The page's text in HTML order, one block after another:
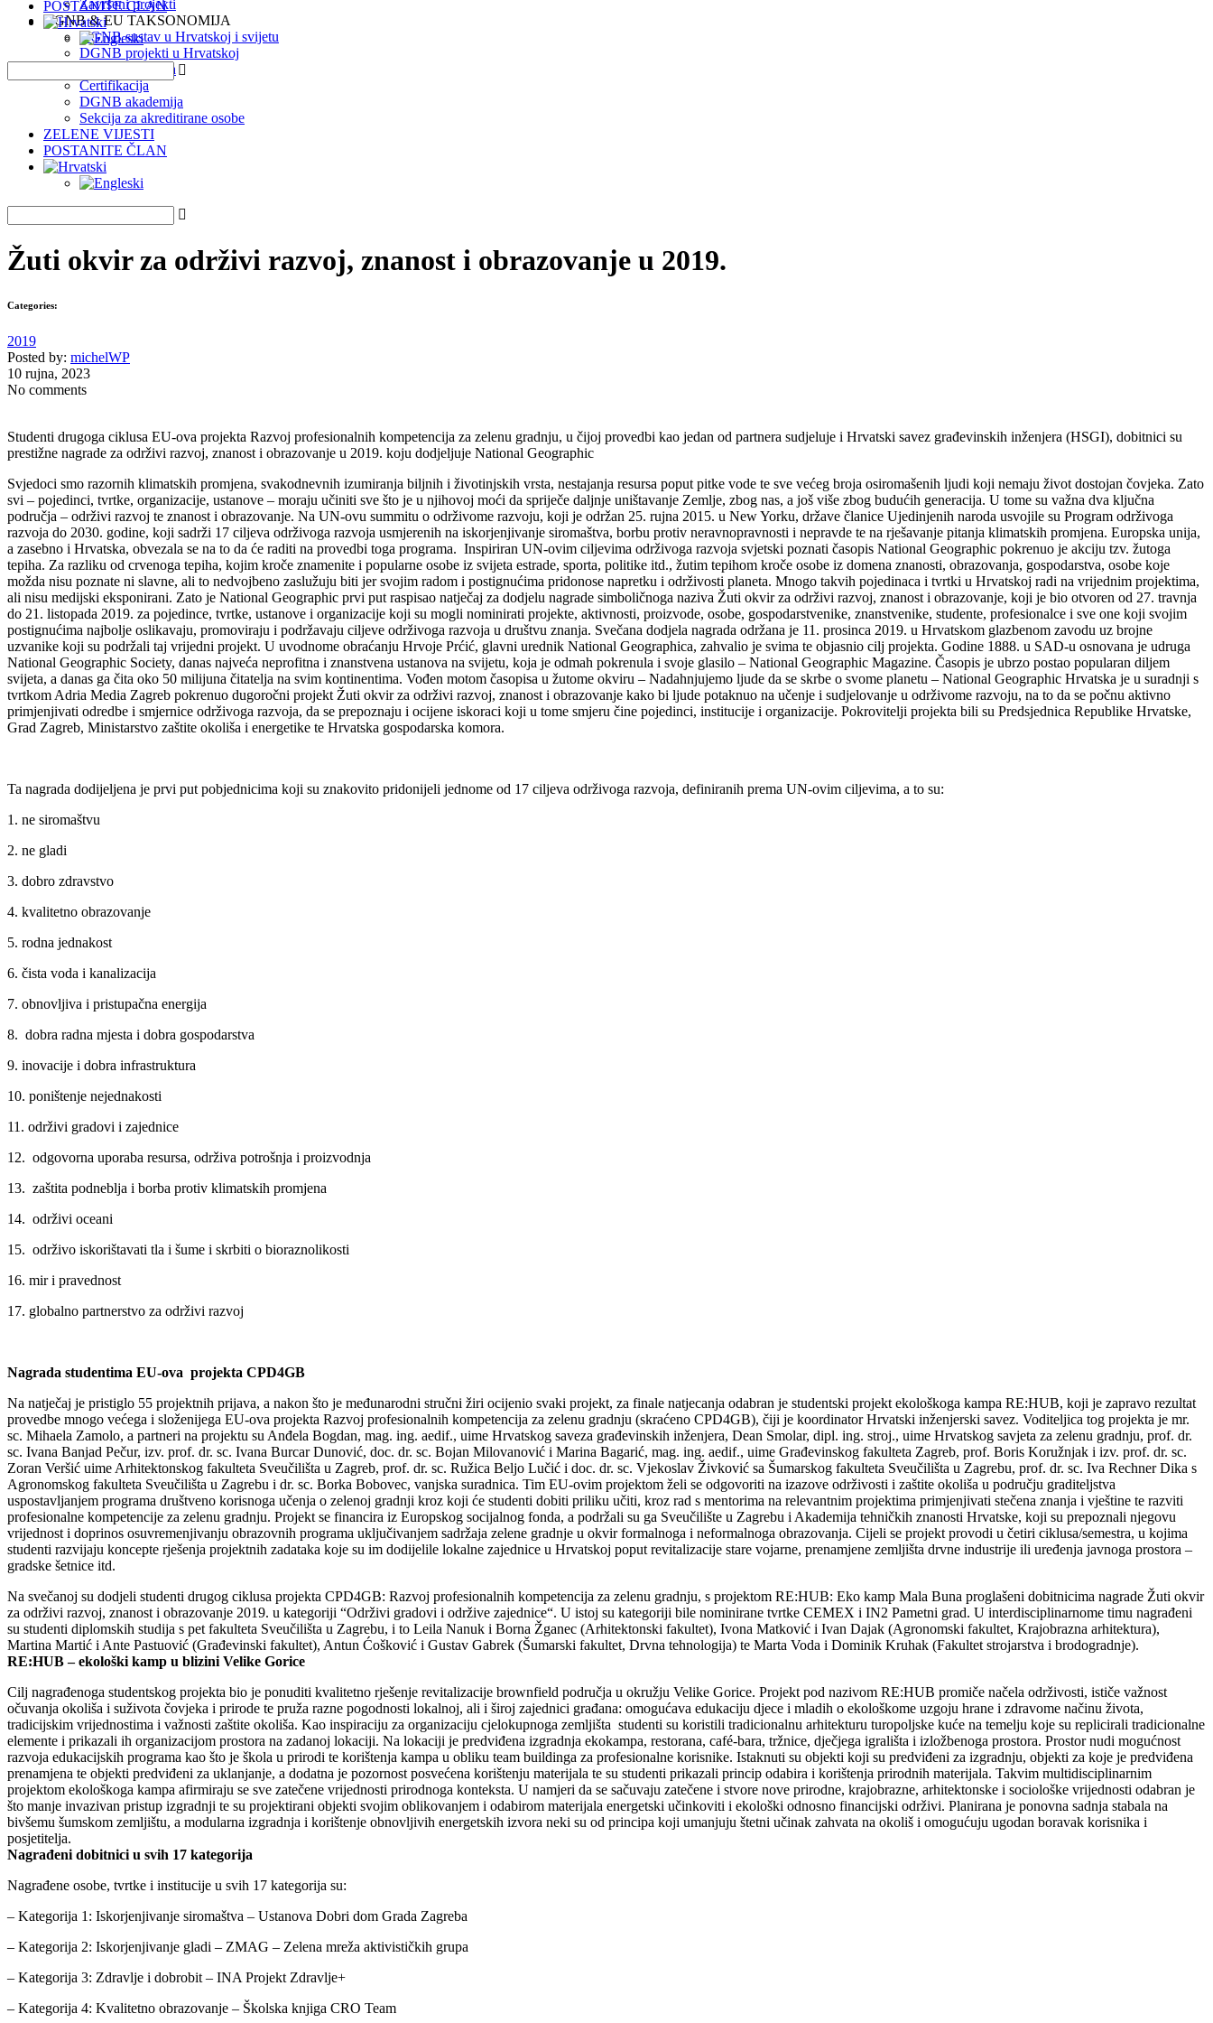
Završeni projekti
DGNB & EU TAKSONOMIJA
DGNB sustav u Hrvatskoj i svijetu
DGNB projekti u Hrvatskoj
EU Taksonomija
Certifikacija
DGNB akademija
Sekcija za akreditirane osobe
ZELENE VIJESTI
POSTANITE ČLAN
POSTANITE ČLAN
Žuti okvir za održivi razvoj, znanost i obrazovanje u 2019.
Categories:
2019
Posted by: michelWP
10 rujna, 2023
No comments
Studenti drugoga ciklusa EU-ova projekta Razvoj profesionalnih kompetencija za zelenu gradnju, u čijoj provedbi kao jedan od partnera sudjeluje i Hrvatski savez građevinskih inženjera (HSGI), dobitnici su
prestižne nagrade za održivi razvoj, znanost i obrazovanje u 2019. koju dodjeljuje National Geographic
Svjedoci smo razornih klimatskih promjena, svakodnevnih izumiranja biljnih i životinjskih vrsta, nestajanja resursa poput pitke vode te sve većeg broja osiromašenih ljudi koji nemaju život dostojan čovjeka. Zato
svi – pojedinci, tvrtke, organizacije, ustanove – moraju učiniti sve što je u njihovoj moći da spriječe daljnje uništavanje Zemlje, zbog nas, a još više zbog budućih generacija. U tome su važna dva ključna
područja – održivi razvoj te znanost i obrazovanje. Na UN-ovu summitu o održivome razvoju, koji je održan 25. rujna 2015. u New Yorku, države članice Ujedinjenih naroda usvojile su Program održivoga
razvoja do 2030. godine, koji sadrži 17 ciljeva održivoga razvoja usmjerenih na iskorjenjivanje siromaštva, borbu protiv neravnopravnosti i nepravde te na rješavanje pitanja klimatskih promjena. Europska unija,
a zasebno i Hrvatska, obvezala se na to da će raditi na provedbi toga programa. Inspiriran UN-ovim ciljevima održivoga razvoja svjetski poznati časopis National Geographic pokrenuo je akciju tzv. žutoga
tepiha. Za razliku od crvenoga tepiha, kojim kroče znamenite i popularne osobe iz svijeta estrade, sporta, politike itd., žutim tepihom kroče osobe iz domena znanosti, obrazovanja, gospodarstva, osobe koje
možda nisu poznate ni slavne, ali to nedvojbeno zaslužuju biti jer svojim radom i postignućima pridonose napretku i održivosti planeta. Mnogo takvih pojedinaca i tvrtki u Hrvatskoj radi na vrijednim projektima,
ali nisu medijski eksponirani. Zato je National Geographic prvi put raspisao natječaj za dodjelu nagrade simboličnoga naziva Žuti okvir za održivi razvoj, znanost i obrazovanje, koji je bio otvoren od 27. travnja
do 21. listopada 2019. za pojedince, tvrtke, ustanove i organizacije koji su mogli nominirati projekte, aktivnosti, proizvode, osobe, gospodarstvenike, znanstvenike, studente, profesionalce i sve one koji svojim
postignućima najbolje oslikavaju, promoviraju i podržavaju ciljeve održivoga razvoja u društvu znanja. Svečana dodjela nagrada održana je 11. prosinca 2019. u Hrvatskom glazbenom zavodu uz brojne
uzvanike koji su podržali taj vrijedni projekt. U uvodnome obraćanju Hrvoje Prćić, glavni urednik National Geographica, zahvalio je svima te objasnio cilj projekta. Godine 1888. u SAD-u osnovana je udruga
National Geographic Society, danas najveća neprofitna i znanstvena ustanova na svijetu, koja je odmah pokrenula i svoje glasilo – National Geographic Magazine. Časopis je ubrzo postao popularan diljem
svijeta, a danas ga čita oko 50 milijuna čitatelja na svim kontinentima. Vođen motom časopisa u žutome okviru – Nadahnjujemo ljude da se skrbe o svome planetu – National Geographic Hrvatska je u suradnji s
tvrtkom Adria Media Zagreb pokrenuo dugoročni projekt Žuti okvir za održivi razvoj, znanost i obrazovanje kako bi ljude potaknuo na učenje i sudjelovanje u održivome razvoju, na to da se počnu aktivno
primjenjivati odredbe i smjernice održivoga razvoja, da se prepoznaju i ocijene iskoraci koji u tome smjeru čine pojedinci, institucije i organizacije. Pokrovitelji projekta bili su Predsjednica Republike Hrvatske,
Grad Zagreb, Ministarstvo zaštite okoliša i energetike te Hrvatska gospodarska komora.
Ta nagrada dodijeljena je prvi put pobjednicima koji su znakovito pridonijeli jednome od 17 ciljeva održivoga razvoja, definiranih prema UN-ovim ciljevima, a to su:
1. ne siromaštvu
2. ne gladi
3. dobro zdravstvo
4. kvalitetno obrazovanje
5. rodna jednakost
6. čista voda i kanalizacija
7. obnovljiva i pristupačna energija
8. dobra radna mjesta i dobra gospodarstva
9. inovacije i dobra infrastruktura
10. poništenje nejednakosti
11. održivi gradovi i zajednice
12. odgovorna uporaba resursa, održiva potrošnja i proizvodnja
13. zaštita podneblja i borba protiv klimatskih promjena
14. održivi oceani
15. održivo iskorištavati tla i šume i skrbiti o bioraznolikosti
16. mir i pravednost
17. globalno partnerstvo za održivi razvoj
Nagrada studentima EU-ova projekta CPD4GB
Na natječaj je pristiglo 55 projektnih prijava, a nakon što je međunarodni stručni žiri ocijenio svaki projekt, za finale natjecanja odabran je studentski projekt ekološkoga kampa RE:HUB, koji je zapravo rezultat
provedbe mnogo većega i složenijega EU-ova projekta Razvoj profesionalnih kompetencija za zelenu gradnju (skraćeno CPD4GB), čiji je koordinator Hrvatski inženjerski savez. Voditeljica tog projekta je mr.
sc. Mihaela Zamolo, a partneri na projektu su Anđela Bogdan, mag. ing. aedif., uime Hrvatskog saveza građevinskih inženjera, Dean Smolar, dipl. ing. stroj., uime Hrvatskog savjeta za zelenu gradnju, prof. dr.
sc. Ivana Banjad Pečur, izv. prof. dr. sc. Ivana Burcar Dunović, doc. dr. sc. Bojan Milovanović i Marina Bagarić, mag. ing. aedif., uime Građevinskog fakulteta Zagreb, prof. Boris Koružnjak i izv. prof. dr. sc.
Zoran Veršić uime Arhitektonskog fakulteta Sveučilišta u Zagreb, prof. dr. sc. Ružica Beljo Lučić i doc. dr. sc. Vjekoslav Živković sa Šumarskog fakulteta Sveučilišta u Zagrebu, prof. dr. sc. Iva Rechner Dika s
Agronomskog fakulteta Sveučilišta u Zagrebu i dr. sc. Borka Bobovec, vanjska suradnica. Tim EU-ovim projektom želi se odgovoriti na izazove održivosti i zaštite okoliša u području graditeljstva
uspostavljanjem programa društveno korisnoga učenja o zelenoj gradnji kroz koji će studenti dobiti priliku učiti, kroz rad s mentorima na relevantnim projektima primjenjivati stečena znanja i vještine te razviti
profesionalne kompetencije za zelenu gradnju. Projekt se financira iz Europskog socijalnog fonda, a podržali su ga Sveučilište u Zagrebu i Akademija tehničkih znanosti Hrvatske, koji su prepoznali njegovu
vrijednost i doprinos osuvremenjivanju obrazovnih programa uključivanjem sadržaja zelene gradnje u okvir formalnoga i neformalnoga obrazovanja. Cijeli se projekt provodi u četiri ciklusa/semestra, u kojima
studenti razvijaju koncepte rješenja projektnih zadataka koje su im dodijelile lokalne zajednice u Hrvatskoj poput revitalizacije stare vojarne, prenamjene zemljišta drvne industrije ili uređenja javnoga prostora –
gradske šetnice itd.
Na svečanoj su dodjeli studenti drugog ciklusa projekta CPD4GB: Razvoj profesionalnih kompetencija za zelenu gradnju, s projektom RE:HUB: Eko kamp Mala Buna proglašeni dobitnicima nagrade Žuti okvir
za održivi razvoj, znanost i obrazovanje 2019. u kategoriji “Održivi gradovi i održive zajednice“. U istoj su kategoriji bile nominirane tvrtke CEMEX i IN2 Pametni grad. U interdisciplinarnome timu nagrađeni
su studenti diplomskih studija s pet fakulteta Sveučilišta u Zagrebu, i to Leila Nanuk i Borna Žganec (Arhitektonski fakultet), Ivona Matković i Ivan Dajak (Agronomski fakultet, Krajobrazna arhitektura),
Martina Martić i Ante Pastuović (Građevinski fakultet), Antun Ćošković i Gustav Gabrek (Šumarski fakultet, Drvna tehnologija) te Marta Voda i Dominik Kruhak (Fakultet strojarstva i brodogradnje).
RE:HUB – ekološki kamp u blizini Velike Gorice
Cilj nagrađenoga studentskog projekta bio je ponuditi kvalitetno rješenje revitalizacije brownfield područja u okružju Velike Gorice. Projekt pod nazivom RE:HUB promiče načela održivosti, ističe važnost
očuvanja okoliša i suživota čovjeka i prirode te pruža razne pogodnosti lokalnoj, ali i široj zajednici građana: omogućava edukaciju djece i mladih o ekološkome uzgoju hrane i zdravome načinu života,
tradicijskim vrijednostima i važnosti zaštite okoliša. Kao inspiraciju za organizaciju cjelokupnoga zemljišta studenti su koristili tradicionalnu arhitekturu turopoljske kuće na temelju koje su replicirali tradicionalne
elemente i prikazali ih organizacijom prostora na zadanoj lokaciji. Na lokaciji je predviđena izgradnja ekokampa, restorana, café-bara, tržnice, dječjega igrališta i izložbenoga prostora. Prostor nudi mogućnost
razvoja edukacijskih programa kao što je škola u prirodi te korištenja kampa u obliku team buildinga za profesionalne korisnike. Istaknuti su objekti koji su predviđeni za izgradnju, objekti za koje je predviđena
prenamjena te objekti predviđeni za uklanjanje, a dodatna je pozornost posvećena korištenju materijala te su studenti prikazali princip odabira i korištenja prirodnih materijala. Takvim multidisciplinarnim
projektom ekološkoga kampa afirmiraju se sve zatečene vrijednosti prirodnoga konteksta. U namjeri da se sačuvaju zatečene i stvore nove prirodne, krajobrazne, arhitektonske i sociološke vrijednosti odabran je
što manje invazivan pristup izgradnji te su projektirani objekti svojim oblikovanjem i odabirom materijala energetski učinkoviti i ekološki odnosno financijski održivi. Planirana je ponovna sadnja stabala na
bivšemu šumskom zemljištu, a modularna izgradnja i korištenje obnovljivih energetskih izvora neki su od principa koji umanjuju štetni učinak zahvata na okoliš i omogućuju ugodan boravak korisnika i
posjetitelja.
Nagrađeni dobitnici u svih 17 kategorija
Nagrađene osobe, tvrtke i institucije u svih 17 kategorija su:
– Kategorija 1: Iskorjenjivanje siromaštva – Ustanova Dobri dom Grada Zagreba
– Kategorija 2: Iskorjenjivanje gladi – ZMAG – Zelena mreža aktivističkih grupa
– Kategorija 3: Zdravlje i dobrobit – INA Projekt Zdravlje+
– Kategorija 4: Kvalitetno obrazovanje – Školska knjiga CRO Team